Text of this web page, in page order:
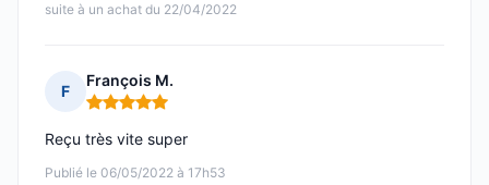
suite à un achat du 22/04/2022
F
François M.
Note : 5 sur 5
Publié le 06/05/2022 à 17h53
Reçu très vite super